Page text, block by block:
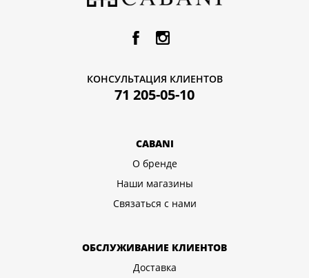
КОНСУЛЬТАЦИЯ КЛИЕНТОВ
71 205-05-10
CABANI
О бренде
Наши магазины
Связаться с нами
ОБСЛУЖИВАНИЕ КЛИЕНТОВ
Доставка